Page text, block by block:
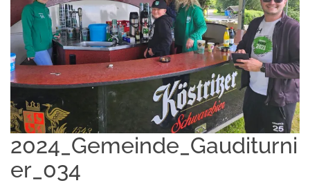
2024_Gemeinde_Gauditurni
er_034